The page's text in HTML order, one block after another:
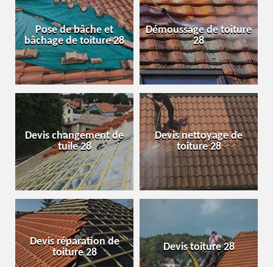
Pose de bâche et
bâchage de toiture 28
Démoussage de toiture
28
Devis changement de
tuile 28
Devis nettoyage de
toiture 28
Devis réparation de
toiture 28
Devis toiture 28